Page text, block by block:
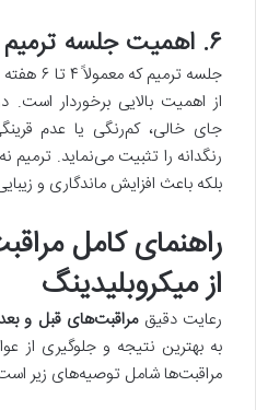
۶. اهمیت جلسه ترمیم (تاچ‌آپ)
جلسه
از اهمیت بالایی برخوردار
جای خالی، کم‌رنگی یا عدم
رنگدانه را تثبیت می‌نماید. ترمیم
بلکه باعث افزایش ماندگاری و
راهنمای کامل
از میکروبلیدینگ
رعایت دقیقمراقبت‌های قبل و
به بهترین نتیجه و جلوگیری از
مراقبت‌ها شامل توصیه‌های زیر